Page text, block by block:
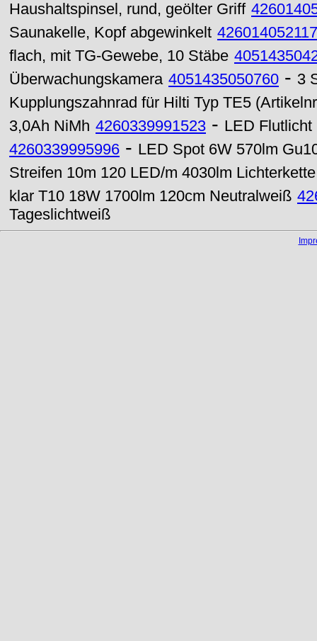
Haushaltspinsel, rund, geölter Griff
Saunakelle, Kopf abgewinkelt
flach, mit TG-Gewebe, 10 Stäbe
Überwachungskamera 4051435050760 - 3
Kupplungszahnrad für Hilti Typ TE5
3,0Ah NiMh 4260339991523 - LED
4260339995996 - LED Spot 6W 570lm
Streifen 10m 120 LED/m 4030lm
klar T10 18W 1700lm 120cm Neutralweiß
Tageslichtweiß